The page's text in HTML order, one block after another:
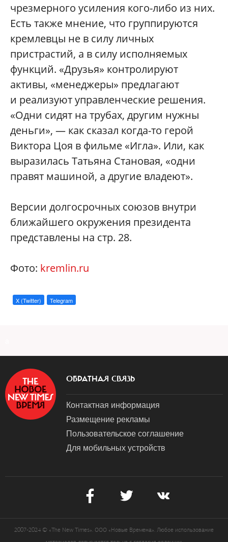
чрезмерного усиления кого-либо из них.
Есть также мнение, что группируются
кремлевцы не в силу личных
пристрастий, а в силу исполняемых
функций. «Друзья» контролируют
активы, «менеджеры» предлагают
и реализуют управленческие решения.
«Одни сидят на трубах, другим нужны
деньги», — как сказал когда-то герой
Виктора Цоя в фильме «Игла». Или, как
выразилась Татьяна Становая, «одни
правят машиной, а другие владеют».
Версии долгосрочных союзов внутри
ближайшего окружения президента
представлены на стр. 28.
Фото: kremlin.ru
X (Twitter) Telegram
ОБРАТНАЯ СВЯЗЬ
Контактная информация
Размещение рекламы
Пользовательское соглашение
Для мобильных устройств
2007-2024 © «The New Times». ООО «Новые Времена». Любое использование